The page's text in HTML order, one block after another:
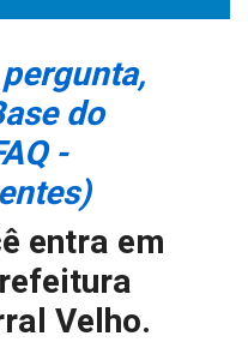
do
-
entra em
Velho.